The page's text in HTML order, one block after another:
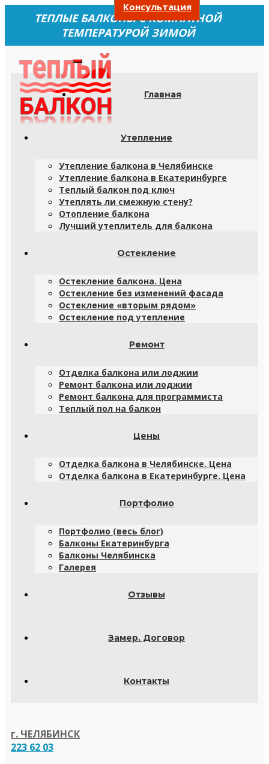
ТЕПЛЫЕ БАЛКОНЫ С КОМНАТНОЙ
ТЕМПЕРАТУРОЙ ЗИМОЙ
Главная
Утепление
Утепление балкона в Челябинске
Утепление балкона в Екатеринбурге
Теплый балкон под ключ
Утеплять ли смежную стену?
Отопление балкона
Лучший утеплитель для балкона
Остекление
Остекление балкона. Цена
Остекление без изменений фасада
Остекление «вторым рядом»
Остекление под утепление
Ремонт
Отделка балкона или лоджии
Ремонт балкона или лоджии
Ремонт балкона для программиста
Теплый пол на балкон
Цены
Отделка балкона в Челябинске. Цена
Отделка балкона в Екатеринбурге. Цена
Портфолио
Портфолио (весь блог)
Балконы Екатеринбурга
Балконы Челябинска
Галерея
Отзывы
Замер. Договор
Контакты
г. ЧЕЛЯБИНСК
223 62 03
Консультация